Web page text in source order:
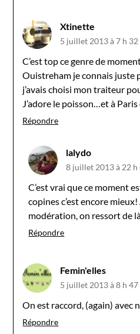
Xtinette
5 juillet 2013 à 7 h 32
C’est top ce genre de
Ouistreham je connais juste
j’avais choisi mon traiteur
J’adore le poisson…et à Paris
Répondre
lalydo
8 juillet 2013 à 22 h
C’est vrai que ce moment
copines c’est encore
modération, on ressort de
Répondre
Femin'elles
5 juillet 2013 à 8 h 47
On est raccord, (again) avec
Répondre